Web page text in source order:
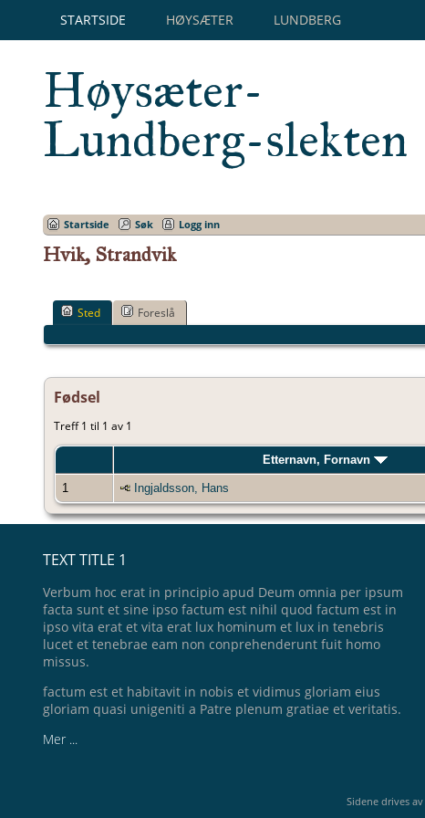
STARTSIDE HØYSÆTER LUNDBERG
Høysæter-
Lundberg-slekten
Startside Søk Logg inn
Hvik, Strandvik
Sted Foreslå
Fødsel
Treff 1 til 1 av 1
Etternavn, Fornavn
1 Ingjaldsson, Hans
TEXT TITLE 1
Verbum hoc erat in principio apud Deum omnia per ipsum
facta sunt et sine ipso factum est nihil quod factum est in
ipso vita erat et vita erat lux hominum et lux in tenebris
lucet et tenebrae eam non conprehenderunt fuit homo
missus.
factum est et habitavit in nobis et vidimus gloriam eius
gloriam quasi unigeniti a Patre plenum gratiae et veritatis.
Mer ...
Sidene drives av